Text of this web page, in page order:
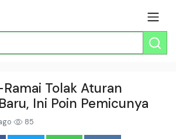
Tolak Aturan
Ini Poin Pemicunya
85